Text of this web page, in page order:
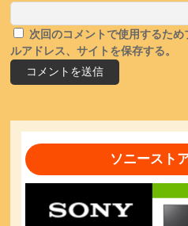
次回のコメントで使用するた
ルアドレス、サイトを保存する。
ソニースト